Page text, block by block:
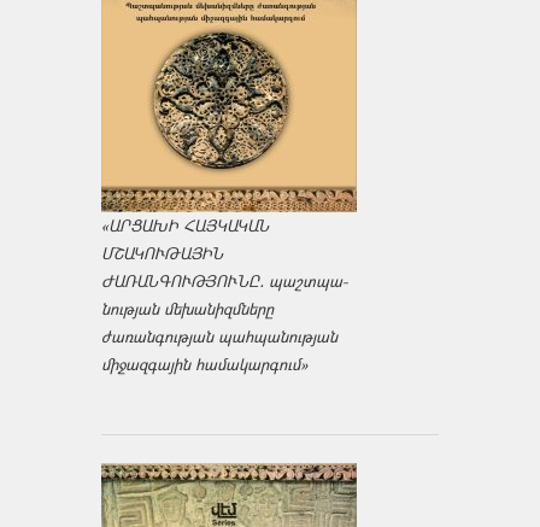
«ԱՐՑԱԽԻ ՀԱՅԿԱԿԱՆ
ՄՇԱԿՈՒԹԱՅԻՆ
ԺԱՌԱՆԳՈՒԹՅՈՒՆԸ․ պաշտպա­
նության մեխանիզմները
ժառանգության պահպանության
միջազ­գային համակարգում»